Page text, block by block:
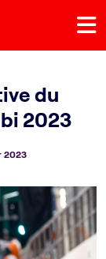
du
2023
2023